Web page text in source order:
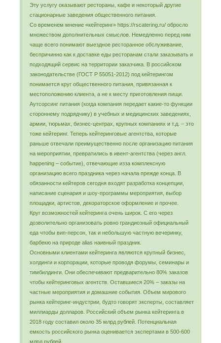
Эту услугу оказывают рестораны, кафе и некоторый другие
стационарные заведения общественного питания.
Со временем мнение «кейтеринг» https://rscatering.ru/ обросло
множеством дополнительных смыслов. Немедленно перед ним
чаще всего понимают выездное ресторанное обслуживание,
беспричинно как к доставке еды ресторанам стали заказывать и
подходящий сервис на территории заказчика. В российском
законодательстве (ГОСТ Р 55051-2012) под кейтерингом
понимается круг общественного питания, привязанная к
местоположению клиента, а не к месту приготовления пищи.
Аутсорсинг питания (когда компания передает какие-то функции
стороннему подрядчику) в учебных и медицинских заведениях,
армии, тюрьмах, бизнес-центрах, крупных компаниях и т.д. – это
тоже кейтеринг. Теперь кейтеринговые агентства, которые
раньше отвечали преимущественно после организацию питания
на мероприятии, превратились в ивент-агентства (через англ.
happening – событие), отвечающие изза комплексную
организацию всего праздника через начала прежде конца. В
обязанности кейтеров сегодня входят разработка концепции,
написание сценария и шоу-программы мероприятия, выбор
площадки, артистов, декораторское оформление и прочее.
Круг возможностей кейтеринга очень широк. С его через
дозволительно организовать ровно грандиозный официальный
еда чтобы вип-персон, так и небольшую частную вечеринку,
барбекю на природе alias наивный праздник.
Основными клиентами кейтеринга являются крупный бизнес,
холдинги и корпорации, которые проводя форумы, семинары и
тимбилдинги. Они обеспечивают предварительно 80% заказов
чтобы кейтеринговых агентств. Оставшиеся 20% – заказы на
частные мероприятия и домашние события. Объем мирового
рынка кейтеринг-индустрии, будто говорят эксперты, составляет
миллиарды долларов. Российский объем рынка кейтеринга в
2018 году составил около 35 млрд рублей. Потенциальная
емкость российского рынка оценивается экспертами в 500-600
млрд рублей.